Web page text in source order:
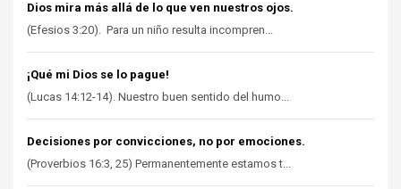
Dios mira más allá de lo que ven nuestros ojos.
(Efesios 3:20). Para un niño resulta incompren...
¡Qué mi Dios se lo pague!
(Lucas 14:12-14). Nuestro buen sentido del humo...
Decisiones por convicciones, no por emociones.
(Proverbios 16:3, 25) Permanentemente estamos t...